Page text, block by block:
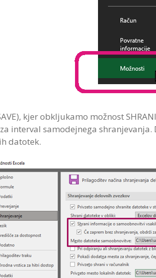
kjer obkljukamo možnost
interval samodejnega
datotek.